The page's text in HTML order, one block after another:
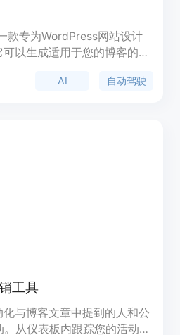
款专为WordPress网站设计
以生成适用于您的博客的主
效果，吸引更多的流量和销
AI 自动驾驶
工具
与博客文章中提到的人和公
从仪表板内跟踪您的活动成